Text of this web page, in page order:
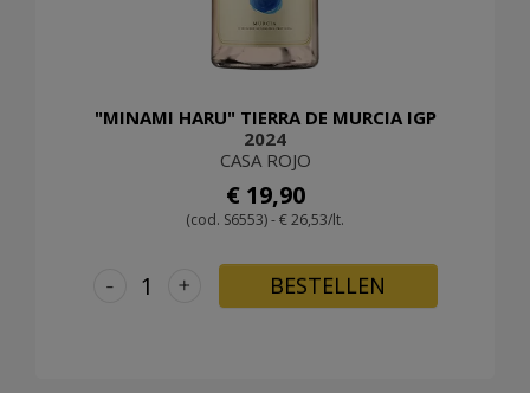
"MINAMI HARU" TIERRA DE MURCIA IGP
2024
CASA ROJO
€ 19,90
(cod. S6553) - € 26,53/lt.
+
- BESTELLEN